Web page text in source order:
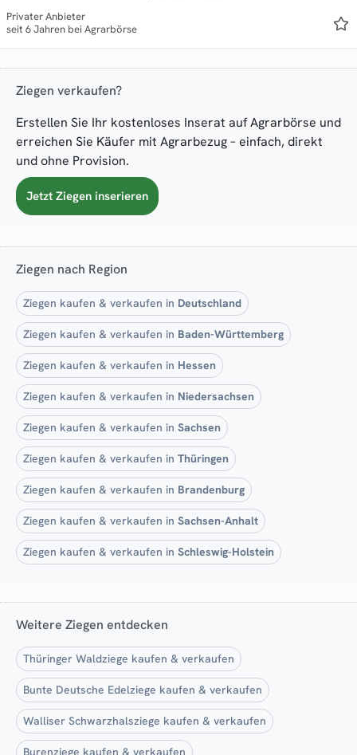
Privater Anbieter
seit 6 Jahren bei Agrarbörse
Ziegen verkaufen?
Erstellen Sie Ihr kostenloses Inserat auf Agrarbörse und
erreichen Sie Käufer mit Agrarbezug – einfach, direkt
und ohne Provision.
Jetzt Ziegen inserieren
Ziegen nach Region
Ziegen kaufen & verkaufen in Deutschland
Ziegen kaufen & verkaufen in Baden-Württemberg
Ziegen kaufen & verkaufen in Hessen
Ziegen kaufen & verkaufen in Niedersachsen
Ziegen kaufen & verkaufen in Sachsen
Ziegen kaufen & verkaufen in Thüringen
Ziegen kaufen & verkaufen in Brandenburg
Ziegen kaufen & verkaufen in Sachsen-Anhalt
Ziegen kaufen & verkaufen in Schleswig-Holstein
Weitere Ziegen entdecken
Thüringer Waldziege kaufen & verkaufen
Bunte Deutsche Edelziege kaufen & verkaufen
Walliser Schwarzhalsziege kaufen & verkaufen
Burenziege kaufen & verkaufen